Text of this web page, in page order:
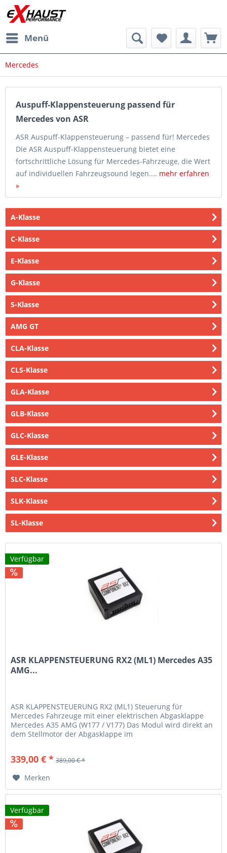
Menü
Mercedes
Auspuff-Klappensteuerung passend für
Mercedes von ASR
ASR Auspuff-Klappensteuerung – passend für! Mercedes
Die ASR Auspuff-Klappensteuerung bietet eine
fortschrittliche Lösung für Mercedes-Fahrzeuge, die Wert
auf individuellen Fahrzeugsound legen.... mehr erfahren
»
A-Klasse
C-Klasse
E-Klasse
G-Klasse
S-Klasse
AMG GT
CLA-Klasse
CLS-Klasse
GLA-Klasse
GLB-Klasse
GLC-Klasse
GLE-Klasse
SLC-Klasse
SLK-Klasse
SL-Klasse
Verfügbar
ASR KLAPPENSTEUERUNG RX2 (ML1) Mercedes A35
AMG...
ASR KLAPPENSTEUERUNG RX2 (ML1) Steuerung für
Mercedes Fahrzeuge mit einer elektrischen Abgasklappe
Mercedes A35 AMG (W177 / V177) Das Modul wird direkt an
dem Stellmotor der Abgasklappe im
339,00 € * 389,00 € *
Merken
Verfügbar